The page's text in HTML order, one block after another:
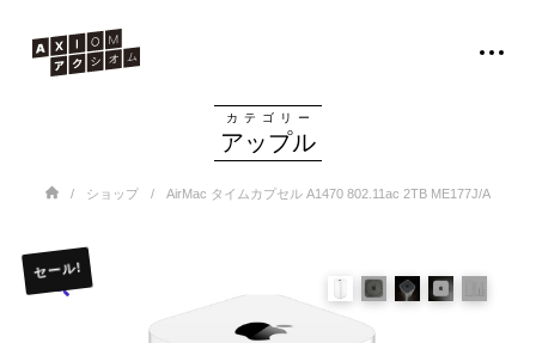
カテゴリー
アップル
Home
/ ショップ / AirMac タイムカプセル A1470 802.11ac 2TB ME177J/A
🔍
セール!